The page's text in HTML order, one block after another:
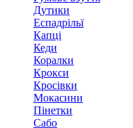
Дутики
Еспадрільї
Капці
Кеди
Коралки
Крокси
Кросівки
Мокасини
Пінетки
Сабо